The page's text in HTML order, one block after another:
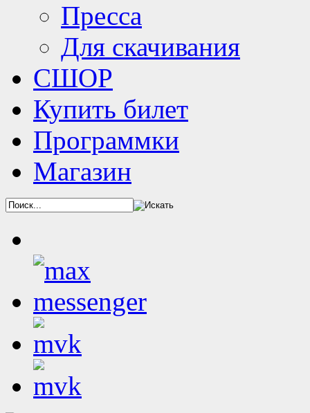
Пресса
Для скачивания
СШОР
Купить билет
Программки
Магазин